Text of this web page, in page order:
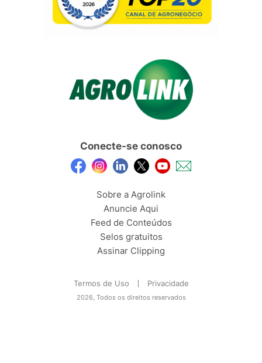
Conecte-se conosco
Sobre a Agrolink
Anuncie Aqui
Feed de Conteúdos
Selos gratuitos
Assinar Clipping
Termos de Uso Privacidade
2026, Todos os direitos reservados